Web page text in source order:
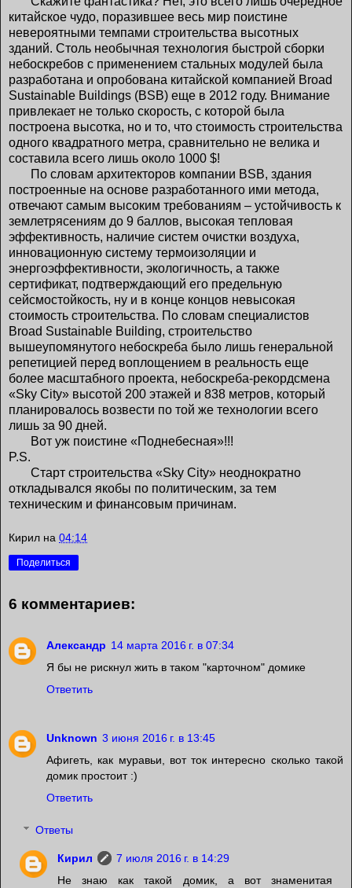
китайское чудо, поразившее весь мир поистине
невероятными темпами строительства высотных
зданий. Столь необычная технология быстрой сборки
небоскребов с применением стальных модулей была
разработана и опробована китайской компанией Broad
Sustainable Buildings (BSB) еще в 2012 году. Внимание
привлекает не только скорость, с которой была
построена высотка, но и то, что стоимость строительства
одного квадратного метра, сравнительно не велика и
составила всего лишь около 1000 $!
По словам архитекторов компании BSB, здания
построенные на основе разработанного ими метода,
отвечают самым высоким требованиям – устойчивость к
землетрясениям до 9 баллов, высокая тепловая
эффективность, наличие систем очистки воздуха,
инновационную систему термоизоляции и
энергоэффективности, экологичность, а также
сертификат, подтверждающий его предельную
сейсмостойкость, ну и в конце концов невысокая
стоимость строительства. По словам специалистов
Broad Sustainable Building, строительство
вышеупомянутого небоскреба было лишь генеральной
репетицией перед воплощением в реальность еще
более масштабного проекта, небоскреба-рекордсмена
«Sky City» высотой 200 этажей и 838 метров, который
планировалось возвести по той же технологии всего
лишь за 90 дней.
Вот уж поистине «Поднебесная»!!!
P.S.
Cтарт строительства «Sky City» неоднократно
откладывался якобы по политическим, за тем
техническим и финансовым причинам.
Кирил на 04:14
Поделиться
6 комментариев:
Александр 14 марта 2016 г. в 07:34
Я бы не рискнул жить в таком "карточном" домике
Ответить
Unknown 3 июня 2016 г. в 13:45
Афигеть, как муравьи, вот ток интересно сколько такой
домик простоит :)
Ответить
Ответы
Кирил
7 июля 2016 г. в 14:29
Не знаю как такой домик, а вот знаменитая